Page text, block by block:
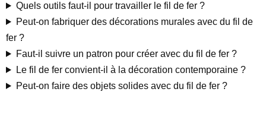
Quels outils faut-il pour travailler le fil de fer ?
Peut-on fabriquer des décorations murales avec du fil de
fer ?
Faut-il suivre un patron pour créer avec du fil de fer ?
Le fil de fer convient-il à la décoration contemporaine ?
Peut-on faire des objets solides avec du fil de fer ?